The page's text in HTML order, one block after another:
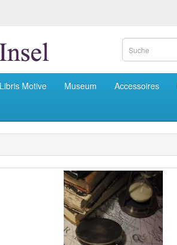
Motive Museum Accessoires